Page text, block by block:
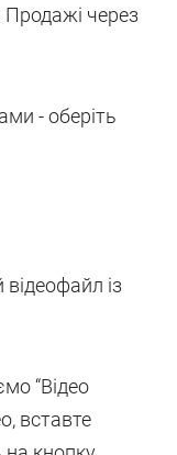
Продажі через
- оберіть
із
“Відео
вставте